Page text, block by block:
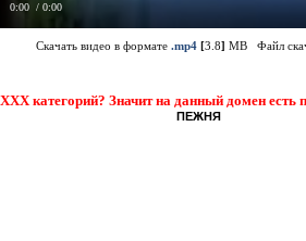
0:00 / 0:00
Скачать видео в формате .mp4 [3.8] MB Файл
категорий? Значит на данный домен
ПЕЖНЯ